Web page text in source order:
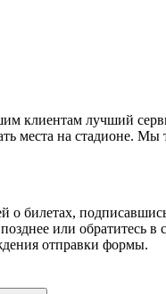
клиентам лучший
места на стадионе.
о билетах,
или обратитесь в
отправки формы.